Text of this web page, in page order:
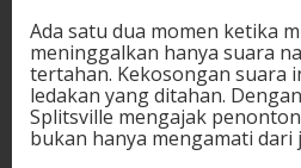
Ada satu dua momen ketika
meninggalkan hanya suara
tertahan. Kekosongan suara
ledakan yang ditahan.
Splitsville mengajak
bukan hanya mengamati dari